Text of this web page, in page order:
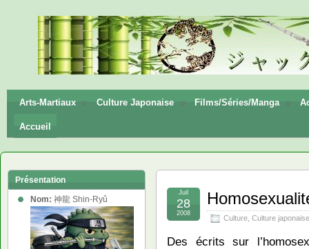
神龍
Shin-
Ryū
Arts-Martiaux Culture Japonaise Films/Séries/Manga
Accueil
Culture Culture japonaise
Juil
28
2008
Des écrits sur
Présentation
Nom: 神龍 Shin-Ryû